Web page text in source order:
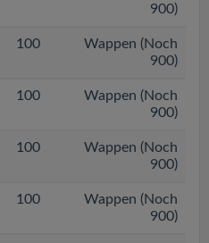
900)
100
Wappen (Noch
900)
100
Wappen (Noch
900)
100
Wappen (Noch
900)
100
Wappen (Noch
900)